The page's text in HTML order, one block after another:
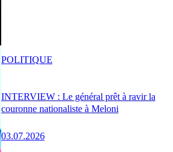
INTERVIEW : Le général prêt à ravir la
couronne nationaliste à Meloni
03.07.2026
POLITIQUE